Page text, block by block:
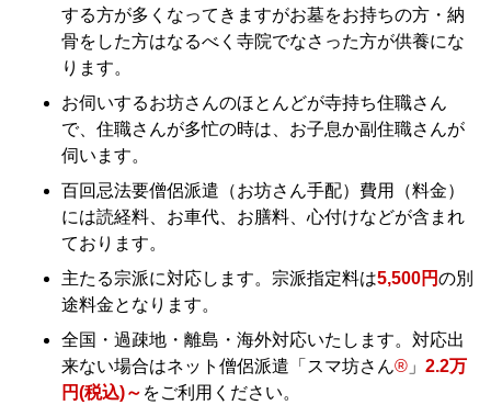
する方が多くなってきますがお墓をお持ちの方・納
骨をした方はなるべく寺院でなさった方が供養にな
ります。
お伺いするお坊さんのほとんどが寺持ち住職さん
で、住職さんが多忙の時は、お子息か副住職さんが
伺います。
百回忌法要僧侶派遣（お坊さん手配）費用（料金）
には読経料、お車代、お膳料、心付けなどが含まれ
ております。
主たる宗派に対応します。宗派指定料は5,500円の別
途料金となります。
全国・過疎地・離島・海外対応いたします。対応出
来ない場合はネット僧侶派遣「スマ坊さん® 」2.2万
円(税込)～ をご利用ください。